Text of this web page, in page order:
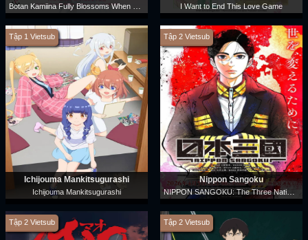
Botan Kamiina Fully Blossoms When Drunk
I Want to End This Love Game
Tập 1 Vietsub
Ichijouma Mankitsugurashi
Ichijouma Mankitsugurashi
Tập 2 Vietsub
Nippon Sangoku
NIPPON SANGOKU: The Three Nations of the Crimson Sun
Tập 2 Vietsub Tập 2 Vietsub